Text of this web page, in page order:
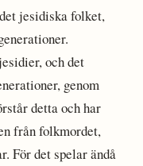
jesidiska folket,
och det
genom
detta och har
från folkmordet,
För det spelar ändå